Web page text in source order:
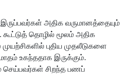
இருப்பவர்கள் அதிக வருமானத்தையும்
கூட்டுத் தொழில் மூலம் அதிக
புதிய முதலீடுகளை
உகந்ததாக இருக்கும்.
செய்பவர்கள் சிறந்த பணப்